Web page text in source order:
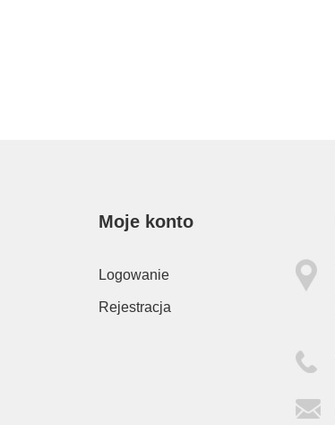
Moje konto
Logowanie
Rejestracja